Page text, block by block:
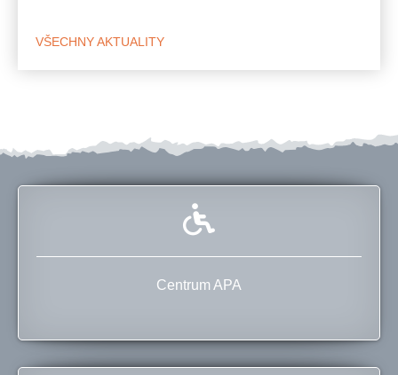
VŠECHNY AKTUALITY
Centrum APA